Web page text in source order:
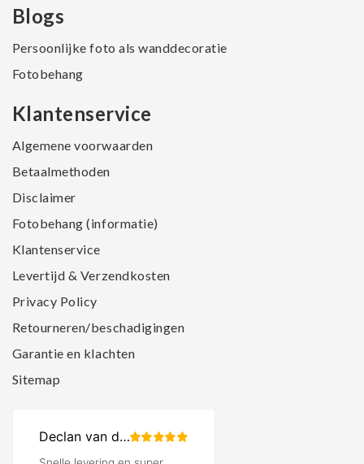
Blogs
Persoonlijke foto als wanddecoratie
Fotobehang
Klantenservice
Algemene voorwaarden
Betaalmethoden
Disclaimer
Fotobehang (informatie)
Klantenservice
Levertijd & Verzendkosten
Privacy Policy
Retourneren/beschadigingen
Garantie en klachten
Sitemap